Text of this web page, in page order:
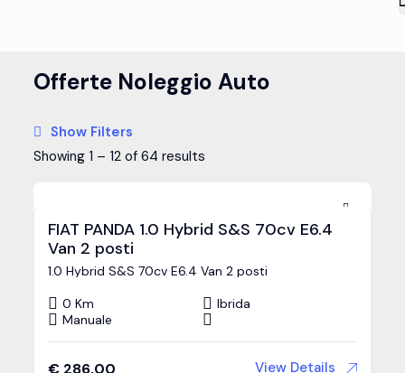
Offerte Noleggio Auto
Show Filters
Showing 1 – 12 of 64 results
FIAT PANDA 1.0 Hybrid S&S 70cv E6.4
Van 2 posti
1.0 Hybrid S&S 70cv E6.4 Van 2 posti
0 Km
Ibrida
Manuale
View Details